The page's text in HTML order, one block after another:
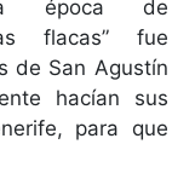
época de
flacas” fue
de San Agustín
hacían sus
para que